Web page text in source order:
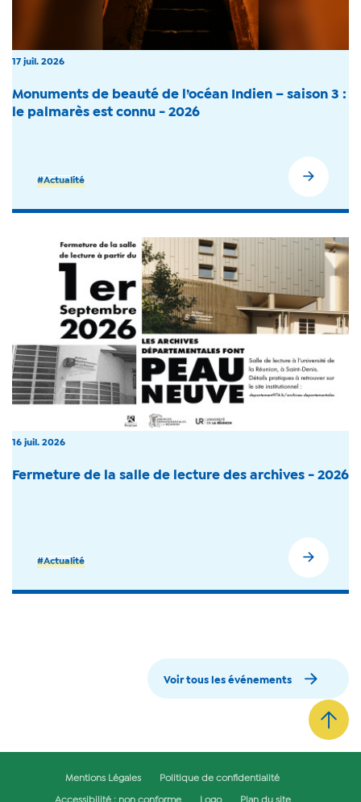
17 juil. 2026
Monuments de beauté de l’océan Indien – saison 3 :
le palmarès est connu - 2026
#Actualité
16 juil. 2026
Fermeture de la salle de lecture des archives - 2026
#Actualité
Voir tous les événements
Mentions Légales Politique de confidentialité